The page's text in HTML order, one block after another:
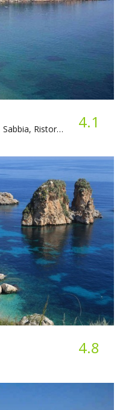
Ristorante 4.1
4.8